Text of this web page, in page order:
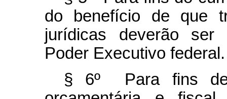
do benefício de que
jurídicas deverão ser
Poder Executivo federal.
§ 6º Para fins de